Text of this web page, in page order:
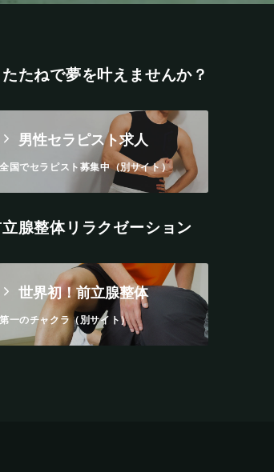
たたねで夢を叶えませんか？
男性セラピスト求人
全国でセラピスト募集中（別サイト）
腺整体リラクゼーション
世界初！前立腺整体
第一のチャクラ（別サイト）